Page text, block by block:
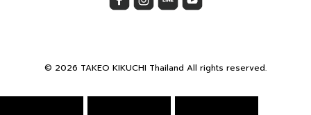
© 2026 TAKEO KIKUCHI Thailand All rights reserved.